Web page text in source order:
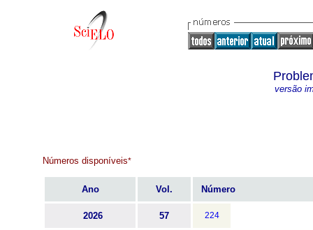
versão
Números disponíveis*
Ano Vol. Número
2026 57 224